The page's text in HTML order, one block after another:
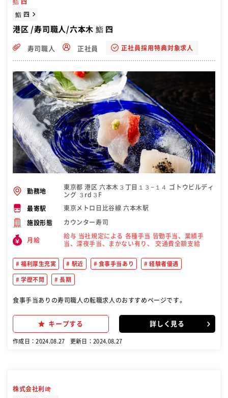
鮨 四
鮨 四
港区 /寿司職人/六本木 鮨 四
寿司職人 正社員 正社員採用特典対象求人
勤務地
東京都 港区 六本木３丁目１３−１４ ゴトウビルディ
ング ３rd３F
最寄駅 東京メトロ日比谷線 六本木駅
施設形態 カウンター寿司
月給
給与 当社規定による 各種手当 皆勤手当、業績手
当、深夜手当、まかない有り、 交通費全額支給
福利厚生充実 駅近 食事手当あり 経験者優遇
学歴不問 長期
食事手当ありの寿司職人の転職求人のおすすめページです。
キープする 詳しく見る
作成日：2024.08.27 更新日：2024.08.27
株式会社利﨑